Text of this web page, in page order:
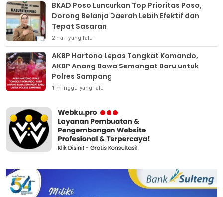
BKAD Poso Luncurkan Top Prioritas Poso,
Dorong Belanja Daerah Lebih Efektif dan
Tepat Sasaran
2 hari yang lalu
AKBP Hartono Lepas Tongkat Komando,
AKBP Anang Bawa Semangat Baru untuk
Polres Sampang
1 minggu yang lalu